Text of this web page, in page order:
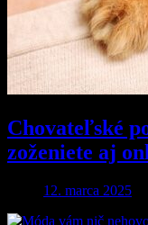
Chovateľské
zoženiete aj
12. marca 2025